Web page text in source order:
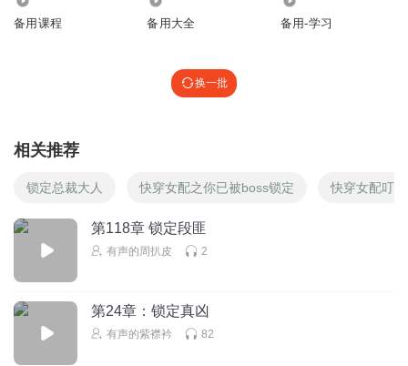
备用课程 备用大全 备用-学习
换一批
相关推荐
锁定总裁大人 快穿女配之你已被boss锁定 快穿女配叮
第118章 锁定段匪
有声的周扒皮 2
第24章：锁定真凶
有声的紫襟衿 82